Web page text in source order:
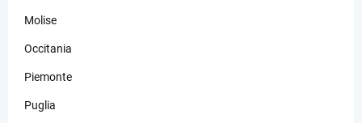
Molise
Occitania
Piemonte
Puglia